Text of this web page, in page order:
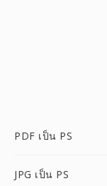
PDF เป็น PS
JPG เป็น PS